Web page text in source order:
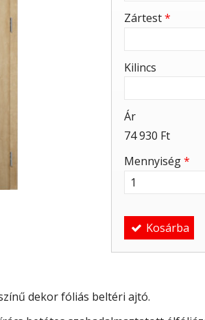
Zártest*
Kilincs
Ár
74 930 Ft
Mennyiség*
Kosárba
dekor fóliás beltéri ajtó.